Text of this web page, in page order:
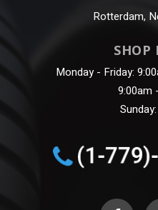
Rotterdam,
SHOP
Monday - Friday:
9:00am
Sunday: